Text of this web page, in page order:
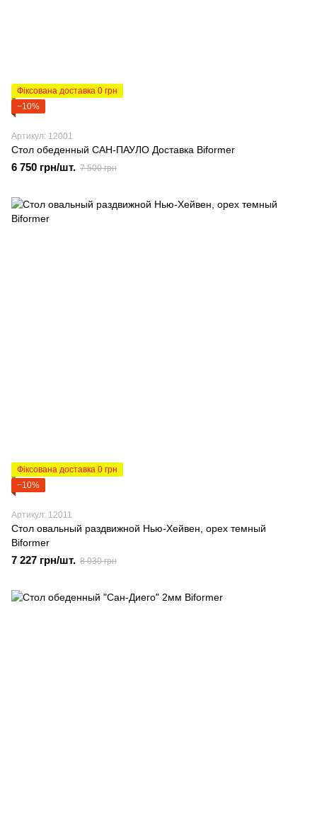
Фіксована доставка 0 грн
−10%
Артикул: 12001
Стол обеденный САН-ПАУЛО Доставка Biformer
6 750 грн/шт. 7 500 грн
Фіксована доставка 0 грн
−10%
Артикул: 12011
Стол овальный раздвижной Нью-Хейвен, орех темный
Biformer
7 227 грн/шт. 8 030 грн